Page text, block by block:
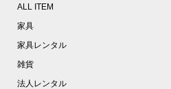
ALL ITEM
家具
家具レンタル
雑貨
法人レンタル